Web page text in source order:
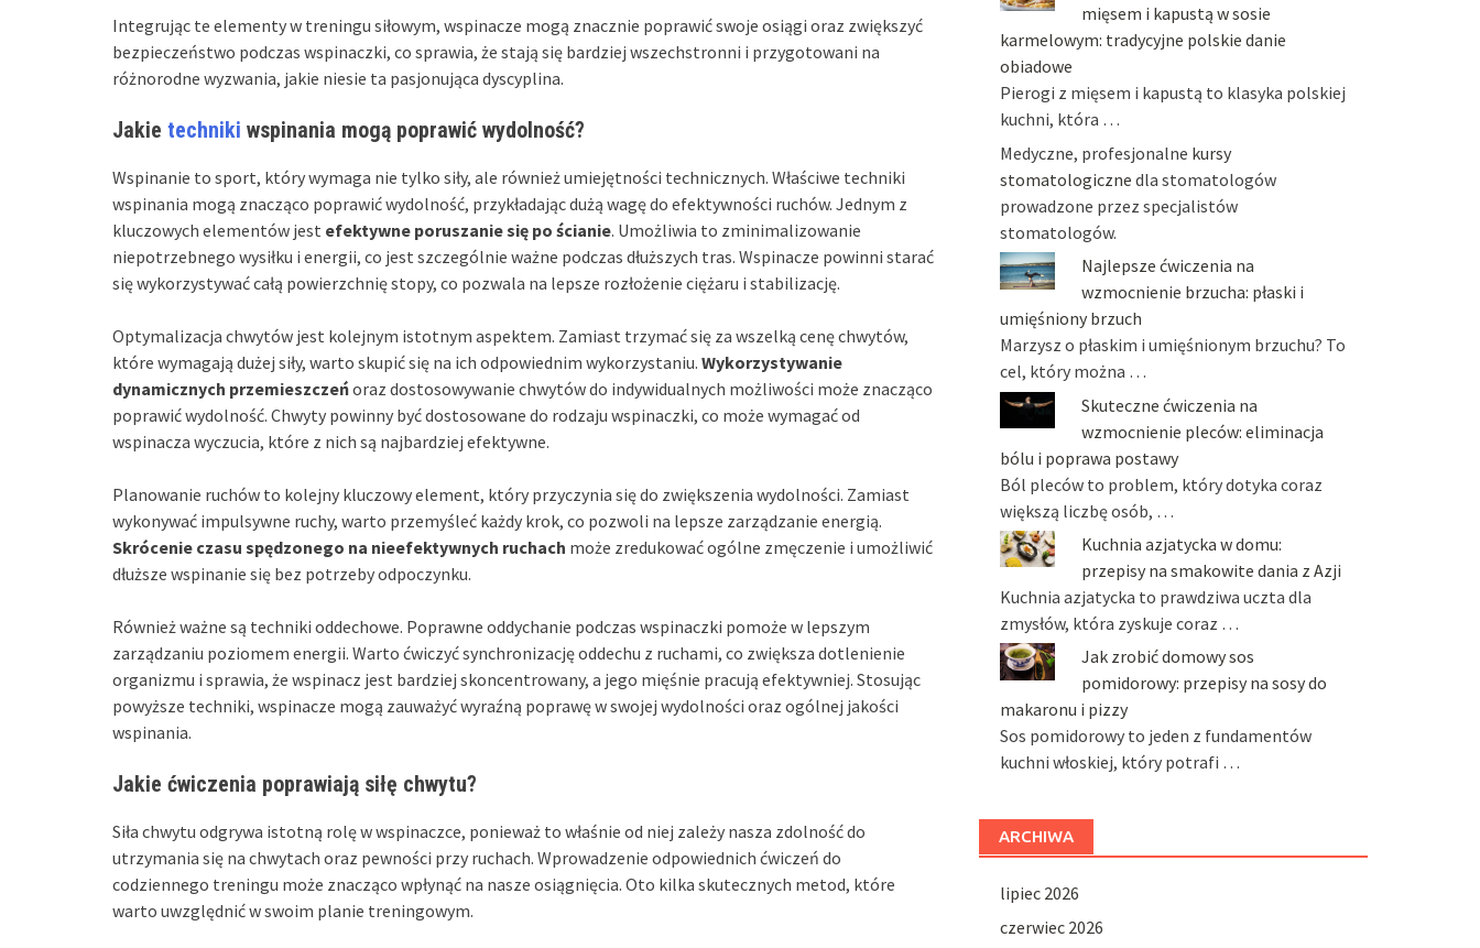
Integrując te elementy w treningu siłowym, wspinacze mogą znacznie poprawić swoje osiągi oraz zwiększyć
bezpieczeństwo podczas wspinaczki, co sprawia, że stają się bardziej wszechstronni i przygotowani na
różnorodne wyzwania, jakie niesie ta pasjonująca dyscyplina.
Jakie techniki wspinania mogą poprawić wydolność?
Wspinanie to sport, który wymaga nie tylko siły, ale również umiejętności technicznych. Właściwe techniki
wspinania mogą znacząco poprawić wydolność, przykładając dużą wagę do efektywności ruchów. Jednym z
kluczowych elementów jest efektywne poruszanie się po ścianie. Umożliwia to zminimalizowanie
niepotrzebnego wysiłku i energii, co jest szczególnie ważne podczas dłuższych tras. Wspinacze powinni starać
się wykorzystywać całą powierzchnię stopy, co pozwala na lepsze rozłożenie ciężaru i stabilizację.
Optymalizacja chwytów jest kolejnym istotnym aspektem. Zamiast trzymać się za wszelką cenę chwytów,
które wymagają dużej siły, warto skupić się na ich odpowiednim wykorzystaniu. Wykorzystywanie
dynamicznych przemieszczeńoraz dostosowywanie chwytów do indywidualnych możliwości może znacząco
poprawić wydolność. Chwyty powinny być dostosowane do rodzaju wspinaczki, co może wymagać od
wspinacza wyczucia, które z nich są najbardziej efektywne.
Planowanie ruchów to kolejny kluczowy element, który przyczynia się do zwiększenia wydolności. Zamiast
wykonywać impulsywne ruchy, warto przemyśleć każdy krok, co pozwoli na lepsze zarządzanie energią.
Skrócenie czasu spędzonego na nieefektywnych ruchach może zredukować ogólne zmęczenie i umożliwić
dłuższe wspinanie się bez potrzeby odpoczynku.
Również ważne są techniki oddechowe. Poprawne oddychanie podczas wspinaczki pomoże w lepszym
zarządzaniu poziomem energii. Warto ćwiczyć synchronizację oddechu z ruchami, co zwiększa dotlenienie
organizmu i sprawia, że wspinacz jest bardziej skoncentrowany, a jego mięśnie pracują efektywniej. Stosując
powyższe techniki, wspinacze mogą zauważyć wyraźną poprawę w swojej wydolności oraz ogólnej jakości
wspinania.
Jakie ćwiczenia poprawiają siłę chwytu?
Siła chwytu odgrywa istotną rolę w wspinaczce, ponieważ to właśnie od niej zależy nasza zdolność do
utrzymania się na chwytach oraz pewności przy ruchach. Wprowadzenie odpowiednich ćwiczeń do
codziennego treningu może znacząco wpłynąć na nasze osiągnięcia. Oto kilka skutecznych metod, które
warto uwzględnić w swoim planie treningowym.
mięsem i kapustą w sosie
karmelowym: tradycyjne polskie danie
obiadowe
Pierogi z mięsem i kapustą to klasyka polskiej
kuchni, która …
Medyczne, profesjonalne kursy
stomatologiczne dla stomatologów
prowadzone przez specjalistów
stomatologów.
Najlepsze ćwiczenia na
wzmocnienie brzucha: płaski i
umięśniony brzuch
Marzysz o płaskim i umięśnionym brzuchu? To
cel, który można …
Skuteczne ćwiczenia na
wzmocnienie pleców: eliminacja
bólu i poprawa postawy
Ból pleców to problem, który dotyka coraz
większą liczbę osób, …
Kuchnia azjatycka w domu:
przepisy na smakowite dania z Azji
Kuchnia azjatycka to prawdziwa uczta dla
zmysłów, która zyskuje coraz …
Jak zrobić domowy sos
pomidorowy: przepisy na sosy do
makaronu i pizzy
Sos pomidorowy to jeden z fundamentów
kuchni włoskiej, który potrafi …
ARCHIWA
lipiec 2026
czerwiec 2026